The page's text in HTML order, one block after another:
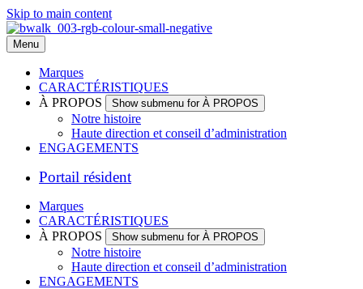
Skip to main content
Menu
Marques
CARACTÉRISTIQUES
À PROPOS
Show submenu for À PROPOS
Notre histoire
Haute direction et conseil d’administration
ENGAGEMENTS
Portail résident
Marques
CARACTÉRISTIQUES
À PROPOS
Show submenu for À PROPOS
Notre histoire
Haute direction et conseil d’administration
ENGAGEMENTS